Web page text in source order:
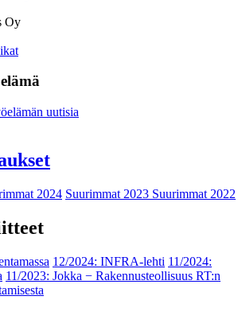
Oy
uutisia
2024 Suurimmat 2023 Suurimmat 2022
12/2024: INFRA-lehti 11/2024:
11/2023: Jokka − Rakennusteollisuus RT:n